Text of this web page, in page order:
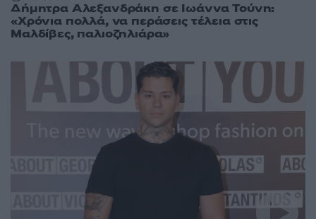
Δήμητρα Αλεξανδράκη σε Ιωάννα Τούνη:
«Χρόνια πολλά, να περάσεις τέλεια στις
Μαλδίβες, παλιοζηλιάρα»